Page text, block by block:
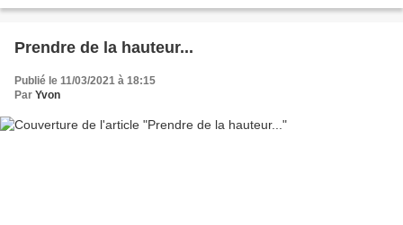
Prendre de la hauteur...
Publié le 11/03/2021 à 18:15
Par Yvon